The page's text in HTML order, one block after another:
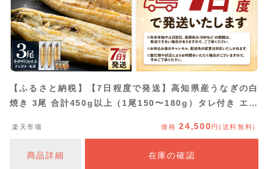
【ふるさと納税】【7日程度で発送】高知県産うなぎの白
焼き 3尾 合計450g以上（1尾150〜180g）タレ付き エコ
有頭 蒲焼きのたれ unagi 簡易包装 家庭用 個包装 真空パ
楽天市場 価格24,500円(送料無料)
商品詳細 在庫の確認